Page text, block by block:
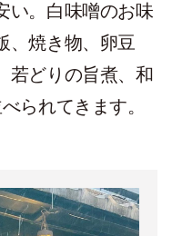
い。白味噌のお味
、焼き物、卵豆
若どりの旨煮、和
られてきます。